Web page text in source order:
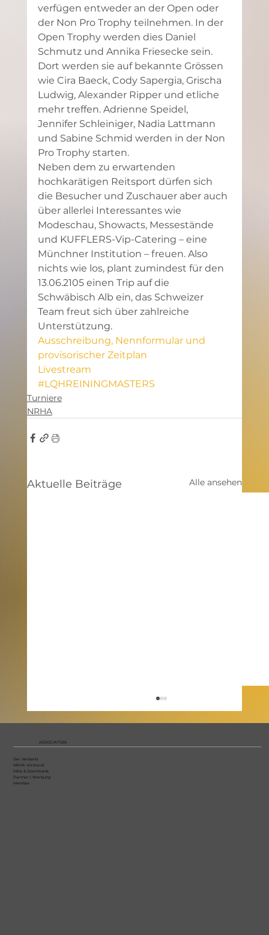
verfügen entweder an der Open oder
der Non Pro Trophy teilnehmen. In der
Open Trophy werden dies Daniel
Schmutz und Annika Friesecke sein.
Dort werden sie auf bekannte Grössen
wie Cira Baeck, Cody Sapergia, Grischa
Ludwig, Alexander Ripper und etliche
mehr treffen. Adrienne Speidel,
Jennifer Schleiniger, Nadia Lattmann
und Sabine Schmid werden in der Non
Pro Trophy starten.
Neben dem zu erwartenden
hochkarätigen Reitsport dürfen sich
die Besucher und Zuschauer aber auch
über allerlei Interessantes wie
Modeschau, Showacts, Messestände
und KUFFLERS-Vip-Catering – eine
Münchner Institution – freuen. Also
nichts wie los, plant zumindest für den
13.06.2105 einen Trip auf die
Schwäbisch Alb ein, das Schweizer
Team freut sich über zahlreiche
Unterstützung.
Ausschreibung, Nennformular und
provisorischer Zeitplan
Livestream
#LQHREININGMASTERS
Turniere
NRHA
Aktuelle Beiträge Alle ansehen
ASSOCIATION
Der Verband
NRHA Vorstand
Infos & Downloads
Partner | Werbung
Member